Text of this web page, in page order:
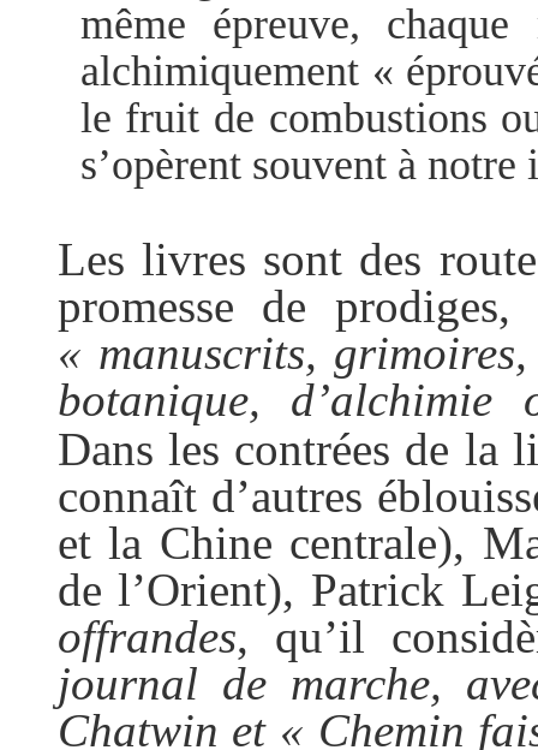
même épreuve,
alchimiquement «
le fruit de combustions
s’opèrent souvent à
Les livres sont des
promesse de
« manuscrits,
botanique,
Dans les contrées de la
connaît d’autres
et la Chine centrale),
de l’Orient), Patrick
offrandes, qu’il
journal de marche,
Chatwin et « Chemin